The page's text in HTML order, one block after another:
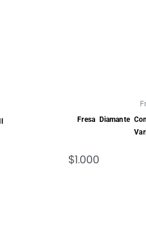
Fresa Diamante
$1.000